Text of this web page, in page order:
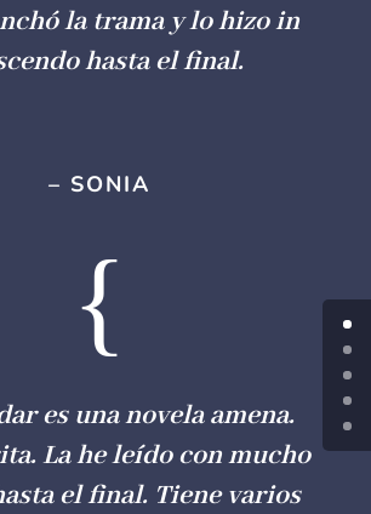
la trama y lo hizo in
hasta el final.
– SONIA
{
es una novela amena.
La he leído con mucho
el final. Tiene varios